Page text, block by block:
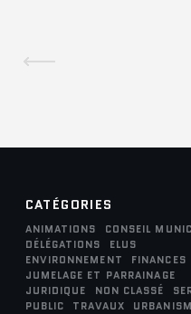
CATÉGORIES
ANIMATIONS
CONSEIL
DÉLÉGATIONS
ELUS
ENVIRONNEMENT
FINANCES
JUMELAGE ET PARRAINAGE
JURIDIQUE
NON CLASSÉ
PUBLIC
TRAVAUX